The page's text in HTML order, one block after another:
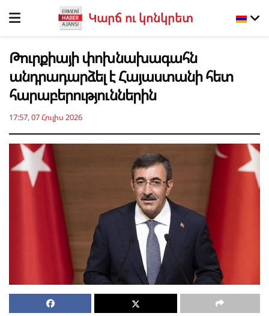
Կարճ ու կոնկրետ
Թուրքիայի փոխնախագահն
անդրադարձել է Հայաստանի հետ
հարաբերություններին
17:57, 07 Հուլիս 2026